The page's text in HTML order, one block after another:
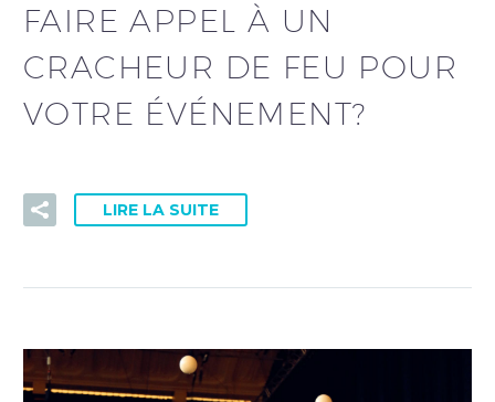
FAIRE APPEL À UN
CRACHEUR DE FEU POUR
VOTRE ÉVÉNEMENT?
LIRE LA SUITE